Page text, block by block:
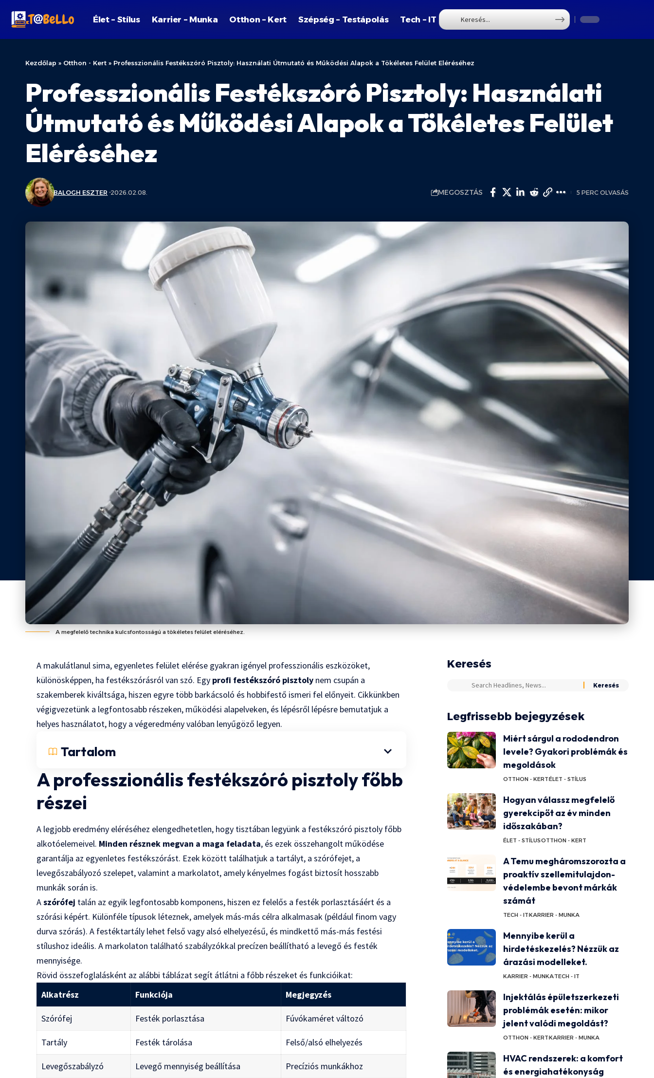
Élet – Stílus Karrier – Munka Otthon – Kert Szépség – Testápolás Tech – IT
Kezdőlap » Otthon - Kert » Professzionális Festékszóró Pisztoly: Használati Útmutató és Működési Alapok a Tökéletes Felület Eléréséhez
Professzionális Festékszóró Pisztoly: Használati
Útmutató és Működési Alapok a Tökéletes Felület
Eléréséhez
BALOGH ESZTER 2026.02.08. MEGOSZTÁS 5 PERC OLVASÁS
A megfelelő technika kulcsfontosságú a tökéletes felület eléréséhez.
A makulátlanul sima, egyenletes felület elérése gyakran igényel professzionális eszközöket,
különösképpen, ha festékszórásról van szó. Egy profi festékszóró pisztoly nem csupán a
szakemberek kiváltsága, hiszen egyre több barkácsoló és hobbifestő ismeri fel előnyeit. Cikkünkben
végigvezetünk a legfontosabb részeken, működési alapelveken, és lépésről lépésre bemutatjuk a
helyes használatot, hogy a végeredmény valóban lenyűgöző legyen.
Tartalom
A professzionális festékszóró pisztoly főbb
részei
A legjobb eredmény eléréséhez elengedhetetlen, hogy tisztában legyünk a festékszóró pisztoly főbb
alkotóelemeivel. Minden résznek megvan a maga feladata, és ezek összehangolt működése
garantálja az egyenletes festékszórást. Ezek között találhatjuk a tartályt, a szórófejet, a
levegőszabályozó szelepet, valamint a markolatot, amely kényelmes fogást biztosít hosszabb
munkák során is.
Aszórófej talán az egyik legfontosabb komponens, hiszen ez felelős a festék porlasztásáért és a
szórási képért. Különféle típusok léteznek, amelyek más-más célra alkalmasak (például finom vagy
durva szórás). A festéktartály lehet felső vagy alsó elhelyezésű, és mindkettő más-más festési
stílushoz ideális. A markolaton található szabályzókkal precízen beállítható a levegő és festék
mennyisége.
Rövid összefoglalásként az alábbi táblázat segít átlátni a főbb részeket és funkcióikat:
Alkatrész
Funkciója Megjegyzés
Szórófej Festék porlasztása Fúvókaméret változó
Tartály Festék tárolása Felső/alsó elhelyezés
Levegőszabályzó Levegő mennyiség beállítása Precíziós munkákhoz
Keresés
Legfrissebb bejegyzések
Miért sárgul a rododendron
levele? Gyakori problémák és
megoldások
OTTHON - KERTÉLET - STÍLUS
Hogyan válassz megfelelő
gyerekcipőt az év minden
időszakában?
ÉLET - STÍLUSOTTHON - KERT
A Temu megháromszorozta a
proaktív szellemitulajdon-
védelembe bevont márkák
számát
TECH - ITKARRIER - MUNKA
Mennyibe kerül a
hirdetéskezelés? Nézzük az
árazási modelleket.
KARRIER - MUNKATECH - IT
Injektálás épületszerkezeti
problémák esetén: mikor
jelent valódi megoldást?
OTTHON - KERTKARRIER - MUNKA
HVAC rendszerek: a komfort
és energiahatékonyság